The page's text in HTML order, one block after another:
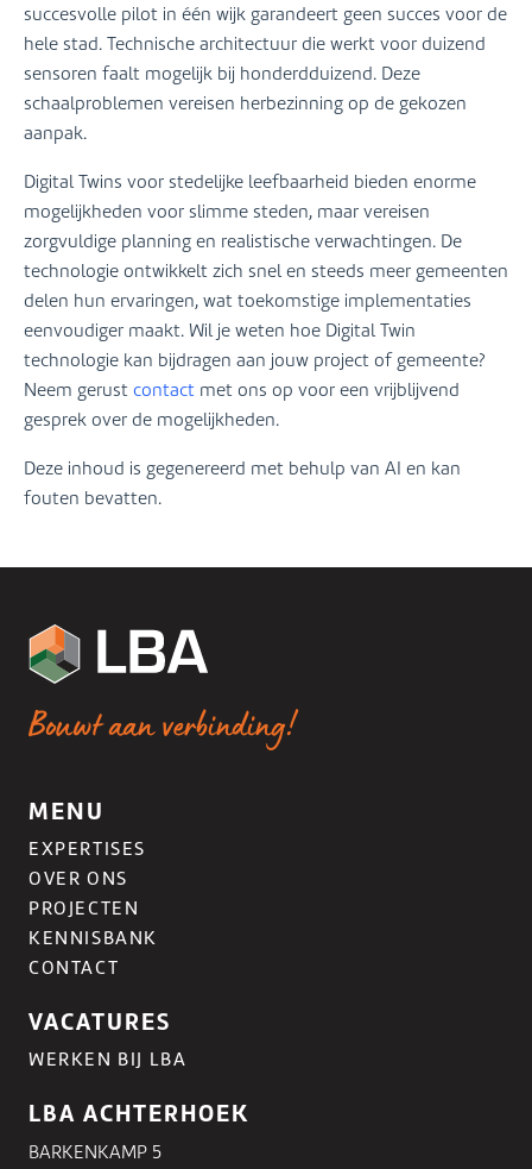
succesvolle pilot in één wijk garandeert geen succes voor de
hele stad. Technische architectuur die werkt voor duizend
sensoren faalt mogelijk bij honderdduizend. Deze
schaalproblemen vereisen herbezinning op de gekozen
aanpak.
Digital Twins voor stedelijke leefbaarheid bieden enorme
mogelijkheden voor slimme steden, maar vereisen
zorgvuldige planning en realistische verwachtingen. De
technologie ontwikkelt zich snel en steeds meer gemeenten
delen hun ervaringen, wat toekomstige implementaties
eenvoudiger maakt. Wil je weten hoe Digital Twin
technologie kan bijdragen aan jouw project of gemeente?
Neem gerust contact met ons op voor een vrijblijvend
gesprek over de mogelijkheden.
Deze inhoud is gegenereerd met behulp van AI en kan
fouten bevatten.
Bouwt aan verbinding!
MENU
EXPERTISES
OVER ONS
PROJECTEN
KENNISBANK
CONTACT
VACATURES
WERKEN BIJ LBA
LBA ACHTERHOEK
BARKENKAMP 5